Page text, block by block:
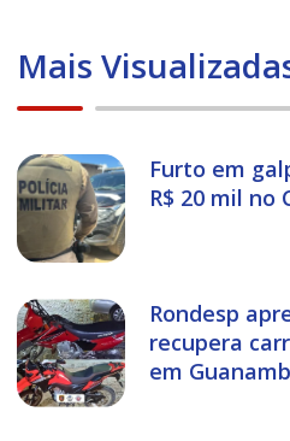
Mais
Furto em
R$ 20 mil no
Rondesp
recupera
em